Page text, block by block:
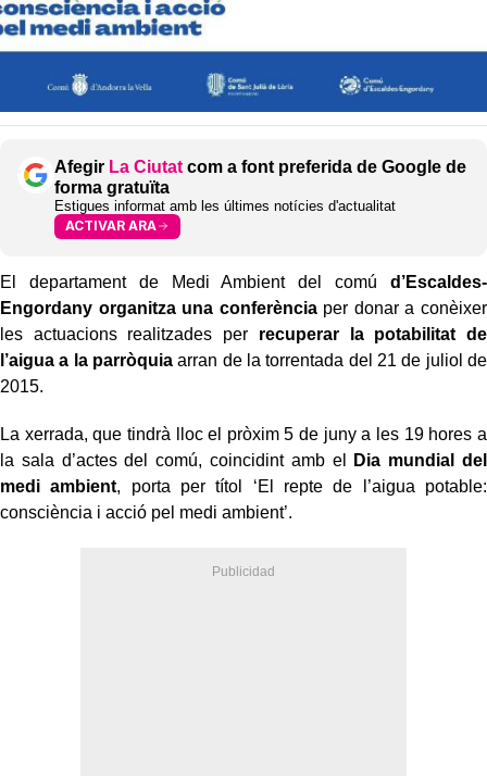
Afegir La Ciutat com a font preferida de Google de
forma gratuïta
Estigues informat amb les últimes notícies d'actualitat
ACTIVAR ARA
El departament de Medi Ambient del comú d’Escaldes-
Engordany organitza una conferènciaper donar a conèixer
les actuacions realitzades per recuperar la potabilitat de
l’aigua a la parròquiaarran de la torrentada del 21 de juliol de
2015.
La xerrada, que tindrà lloc el pròxim 5 de juny a les 19 hores a
la sala d’actes del comú, coincidint amb el
Dia mundial del
medi ambient, porta per títol ‘El repte de l’aigua potable:
consciència i acció pel medi ambient’.